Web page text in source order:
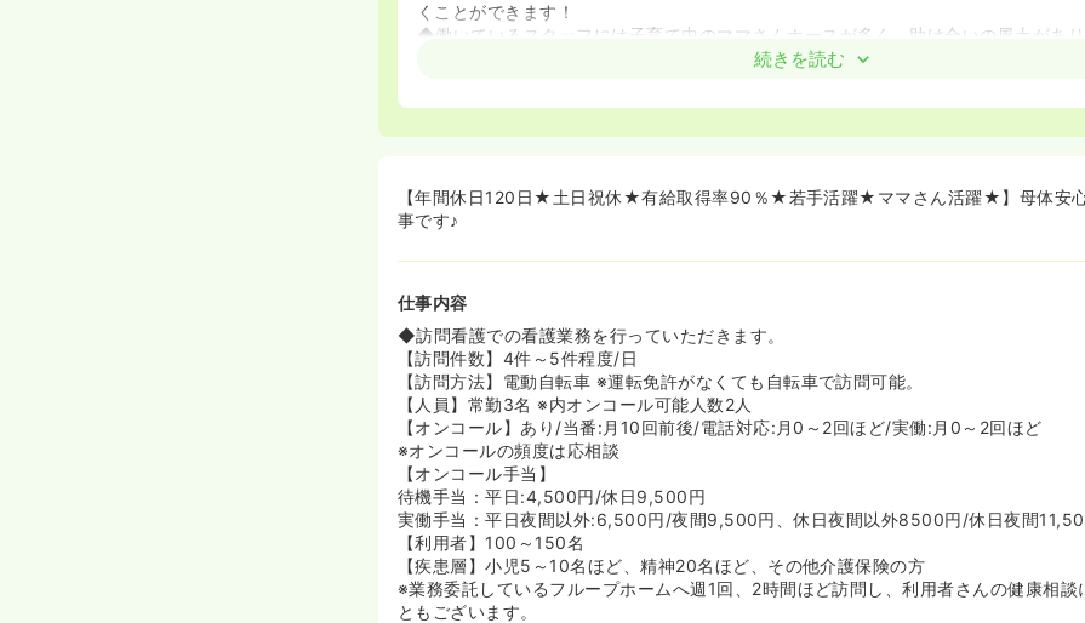
くことができます！
◆働いているスタッフには子育て中のママさんナースが多く、助け合いの風土があり
◆訪問看護を選んで頂け、かつ双泉会に入職して頂いたからにはしっかりとフォロ
を目指せます。
◆訪問看護だけではなく、法人が展開している訪問診療や外部の連携しているクリ
制が整っているので安心して就業することができます！
≪安定した母体≫
◆同法人は2007年に設立以来、訪問診療、訪問看護、訪問栄養、訪問リハ、居宅介
ど、地域の希望に応えるべく多くの事業を展開しており、安定経営をしています。基
た法人で、安心してのびのび働くことができます！
続きを読む
【年間休日120日★土日祝休★有給取得率90％★若手活躍★ママさん活躍★】母体安
事です♪
仕事内容
◆訪問看護での看護業務を行っていただきます。
【訪問件数】4件～5件程度/日
【訪問方法】電動自転車 ※運転免許がなくても自転車で訪問可能。
【人員】常勤3名 ※内オンコール可能人数2人
【オンコール】あり/当番:月10回前後/電話対応:月0～2回ほど/実働:月0～2回ほど
※オンコールの頻度は応相談
【オンコール手当】
待機手当：平日:4,500円/休日9,500円
実働手当：平日夜間以外:6,500円/夜間9,500円、休日夜間以外8500円/休日夜間
【利用者】100～150名
【疾患層】小児5～10名ほど、精神20名ほど、その他介護保険の方
※業務委託しているフループホームへ週1回、2時間ほど訪問し、利用者さんの健康相談
ともございます。